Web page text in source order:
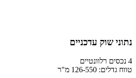
נתוני שוק עדכניים
4 נכסים רלוונטיים
טווח גדלים: 126-550 מ"ר